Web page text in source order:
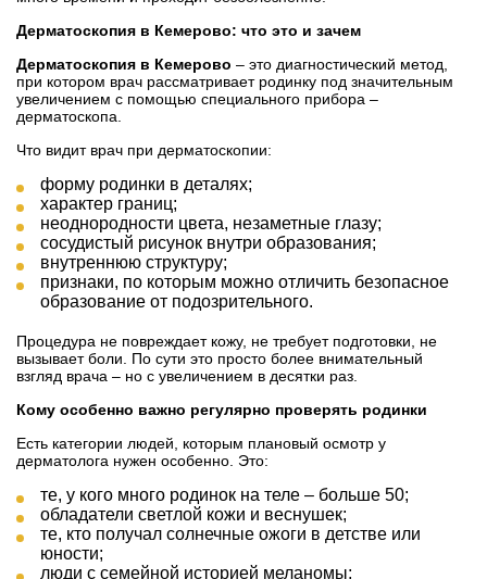
Дерматоскопия в Кемерово: что это и зачем
Дерматоскопия в Кемерово – это диагностический метод,
при котором врач рассматривает родинку под значительным
увеличением с помощью специального прибора –
дерматоскопа.
Что видит врач при дерматоскопии:
форму родинки в деталях;
характер границ;
неоднородности цвета, незаметные глазу;
сосудистый рисунок внутри образования;
внутреннюю структуру;
признаки, по которым можно отличить безопасное
образование от подозрительного.
Процедура не повреждает кожу, не требует подготовки, не
вызывает боли. По сути это просто более внимательный
взгляд врача – но с увеличением в десятки раз.
Кому особенно важно регулярно проверять родинки
Есть категории людей, которым плановый осмотр у
дерматолога нужен особенно. Это:
те, у кого много родинок на теле – больше 50;
обладатели светлой кожи и веснушек;
те, кто получал солнечные ожоги в детстве или
юности;
люди с семейной историей меланомы;